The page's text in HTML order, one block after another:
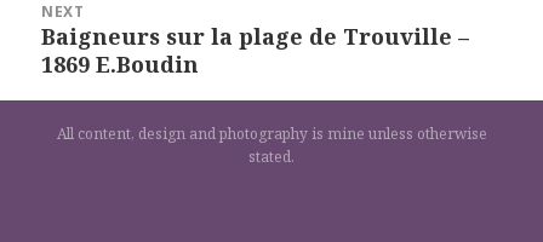
NEXT
Next
post:
Baigneurs sur la plage de Trouville –
1869 E.Boudin
All content, design and photography is mine unless otherwise
stated.